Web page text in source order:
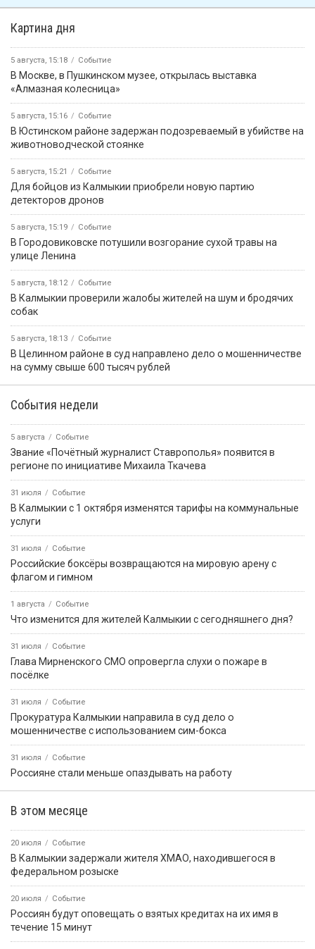
Картина дня
5 августа, 15:18 Событие
В Москве, в Пушкинском музее, открылась выставка
«Алмазная колесница»
5 августа, 15:16 Событие
В Юстинском районе задержан подозреваемый в убийстве на
животноводческой стоянке
5 августа, 15:21 Событие
Для бойцов из Калмыкии приобрели новую партию
детекторов дронов
5 августа, 15:19 Событие
В Городовиковске потушили возгорание сухой травы на
улице Ленина
5 августа, 18:12 Событие
В Калмыкии проверили жалобы жителей на шум и бродячих
собак
5 августа, 18:13 Событие
В Целинном районе в суд направлено дело о мошенничестве
на сумму свыше 600 тысяч рублей
События недели
5 августа Событие
Звание «Почётный журналист Ставрополья» появится в
регионе по инициативе Михаила Ткачева
31 июля Событие
В Калмыкии с 1 октября изменятся тарифы на коммунальные
услуги
31 июля Событие
Российские боксёры возвращаются на мировую арену с
флагом и гимном
1 августа Событие
Что изменится для жителей Калмыкии с сегодняшнего дня?
31 июля Событие
Глава Мирненского СМО опровергла слухи о пожаре в
посёлке
31 июля Событие
Прокуратура Калмыкии направила в суд дело о
мошенничестве с использованием сим-бокса
31 июля Событие
Россияне стали меньше опаздывать на работу
В этом месяце
20 июля Событие
В Калмыкии задержали жителя ХМАО, находившегося в
федеральном розыске
20 июля Событие
Россиян будут оповещать о взятых кредитах на их имя в
течение 15 минут